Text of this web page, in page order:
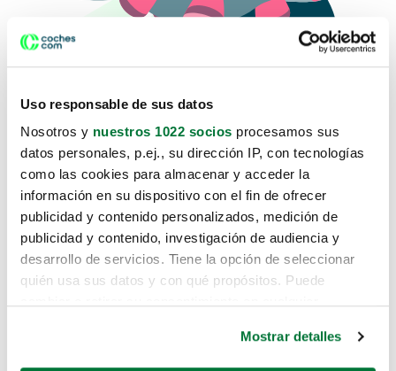
Uso responsable de sus datos
Nosotros y nuestros 1022 socios procesamos sus
datos personales, p.ej., su dirección IP, con tecnologías
como las cookies para almacenar y acceder la
información en su dispositivo con el fin de ofrecer
publicidad y contenido personalizados, medición de
publicidad y contenido, investigación de audiencia y
desarrollo de servicios. Tiene la opción de seleccionar
quién usa sus datos y con qué propósitos. Puede
Mostrar detalles
Lo sentimos, no sabemos como
te hemos traido hasta aquí.
Pero puedes encontrar el coche que estás
buscando en alguno de estos enlaces: